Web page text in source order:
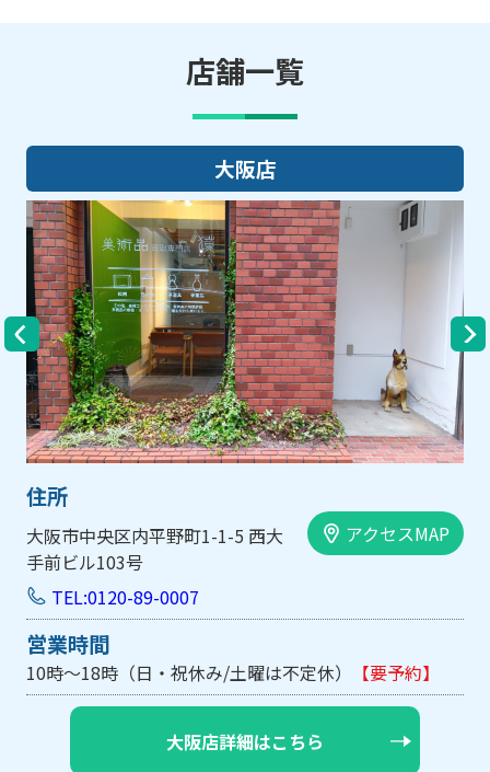
店舗一覧
大阪店
住所
大阪市中央区内平野町1-1-5 西大
手前ビル103号
アクセスMAP
TEL:0120-89-0007
営業時間
10時～18時（日・祝休み/土曜は不定休） 【要予約】
大阪店詳細はこちら